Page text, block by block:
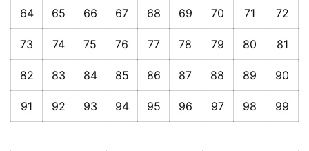
64 65 66 67 68 69 70 71 72
73 74 75 76 77 78 79 80 81
82 83 84 85 86 87 88 89 90
91 92 93 94 95 96 97 98 99